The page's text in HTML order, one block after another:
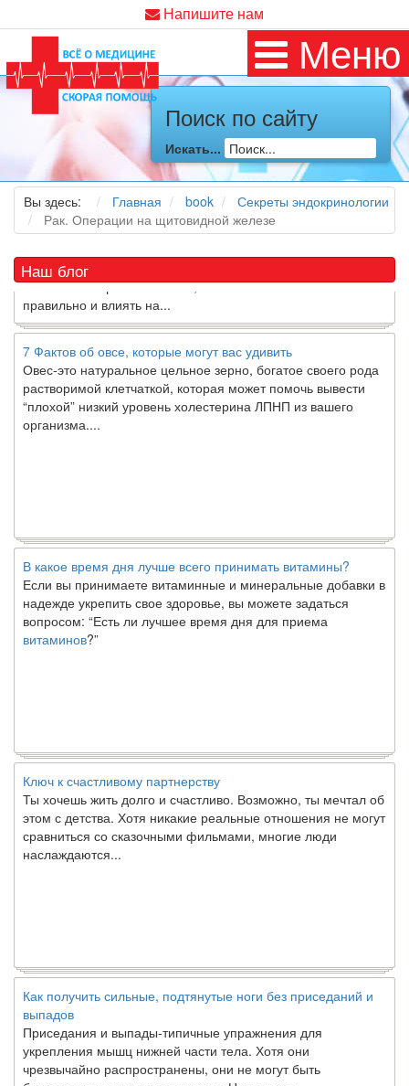
Напишите нам
Меню
Поиск по сайту
Искать...
Вы здесь: Главная book
Секреты эндокринологии
Рак. Операции на щитовидной железе
Наш блог
Как я заболел во время локдауна?
Это странная ситуация: вы соблюдали все меры
предосторожности COVID-19 (вы почти все время дома),
но, тем не менее, вы каким-то образом простудились. Вы
можете задаться...
5 причин обратить внимание на средиземноморскую диету
Какдиетолог, я вижу, что многие причудливые диеты
приходят в нашужизньи быстро исчезают из нее. Многие
из них это скорее наказание, чем способ питаться
правильно и влиять на...
7 Фактов об овсе, которые могут вас удивить
Овес-это натуральное цельное зерно, богатое своего рода
растворимой клетчаткой, которая может помочь вывести
“плохой” низкий уровень холестерина ЛПНП из вашего
организма....
В какое время дня лучше всего принимать витамины?
Если вы принимаете витаминные и минеральные добавки в
надежде укрепить свое здоровье, вы можете задаться
вопросом: “Есть ли лучшее время дня для приема
витаминов ?”
Ключ к счастливому партнерству
Ты хочешь жить долго и счастливо. Возможно, ты мечтал об
этом с детства. Хотя никакие реальные отношения не могут
сравниться со сказочными фильмами, многие люди
наслаждаются...
Как получить сильные, подтянутые ноги без приседаний и
выпадов
Приседания и выпады-типичные упражнения для
укрепления мышц нижней части тела. Хотя они
чрезвычайно распространены, они не могут быть
безопасным вариантом для всех. Некоторые...